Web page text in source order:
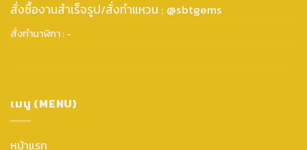
สั่งซื้องานสำเร็จรูป/สั่งทำแหวน : @sbtgems
สั่งทำนาฬิกา : -
เมนู (MENU)
หน้าแรก